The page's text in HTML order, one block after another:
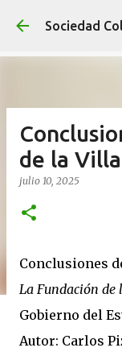
Ir
de la
julio 10, 2025
Conclusiones
La Fundación
Gobierno del
Autor: Carlos